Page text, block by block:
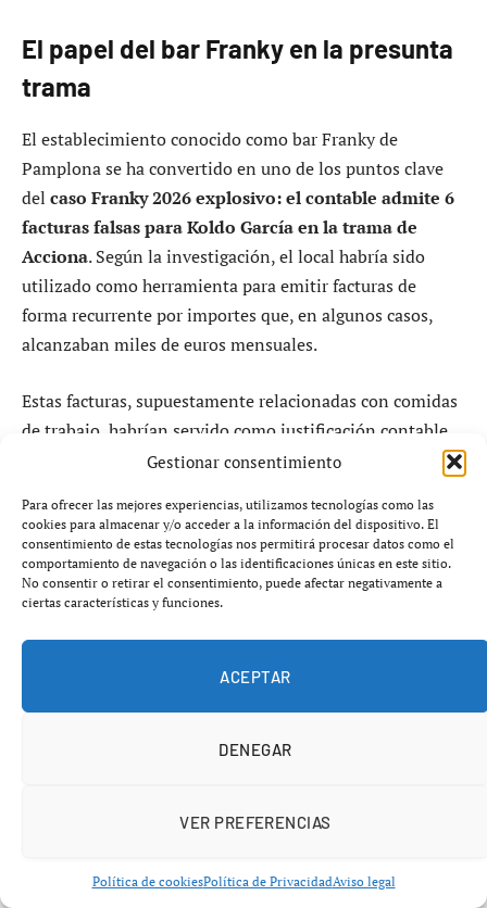
Gestionar consentimiento
Para ofrecer las mejores experiencias, utilizamos tecnologías como las
cookies para almacenar y/o acceder a la información del dispositivo. El
consentimiento de estas tecnologías nos permitirá procesar datos como el
comportamiento de navegación o las identificaciones únicas en este sitio.
No consentir o retirar el consentimiento, puede afectar negativamente a
ciertas características y funciones.
ACEPTAR
DENEGAR
VER PREFERENCIAS
Política de cookiesPolítica de PrivacidadAviso legal
Según los investigadores, el ex asesor del Ministerio de
Transportes habría recuperado en efectivo las cantidades
Franky. Estas devoluciones en metálico formarían parte
de un presunto sistema de compensaciones ligado a
adjudicaciones de obra pública.
Elcaso Franky 2026 explosivo: el contable admite 6
facturas falsas para Koldo García en la trama de
Accionaapunta así a una dinámica en la que los pagos
se fragmentaban y se camuflaban a través de gastos
El papel del bar Franky en la presunta
trama
El establecimiento conocido como bar Franky de
Pamplona se ha convertido en uno de los puntos clave
delcaso Franky 2026 explosivo: el contable admite 6
alcanzaban miles de euros mensuales.
de trabajo, habrían servido como justificación contable
devolvían en efectivo.